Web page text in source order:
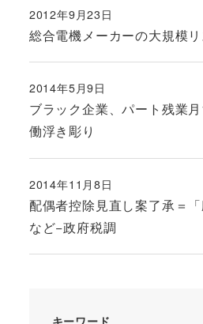
総合電機メーカーの大規模
投稿日
2012年9月23日
ブラック企業、パート残業
働浮き彫り
投稿日
2014年5月9日
配偶者控除見直し案了承＝
など−政府税調
投稿日
2014年11月8日
キーワード